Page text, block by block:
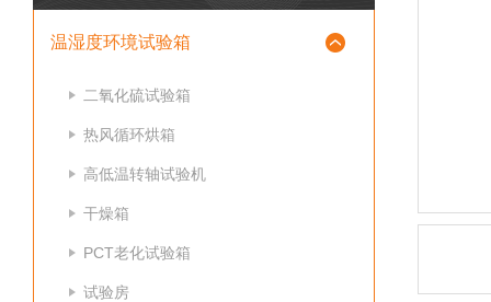
温湿度环境试验箱
二氧化硫试验箱
热风循环烘箱
高低温转轴试验机
干燥箱
PCT老化试验箱
试验房